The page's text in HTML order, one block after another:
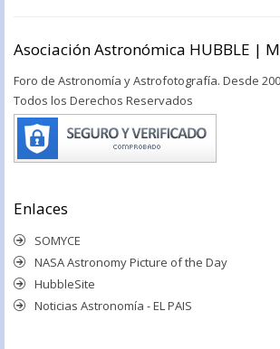
Asociación Astronómica HUBBLE |
Foro de Astronomía y Astrofotografía. Desde
Todos los Derechos Reservados
Enlaces
SOMYCE
NASA Astronomy Picture of the Day
HubbleSite
Noticias Astronomía - EL PAIS